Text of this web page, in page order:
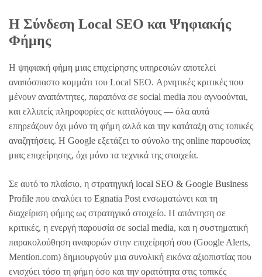
Η Σύνδεση Local SEO και Ψηφιακής
Φήμης
Η ψηφιακή φήμη μιας επιχείρησης υπηρεσιών αποτελεί
αναπόσπαστο κομμάτι του Local SEO. Αρνητικές κριτικές που
μένουν αναπάντητες, παραπόνα σε social media που αγνοούνται,
και ελλιπείς πληροφορίες σε καταλόγους — όλα αυτά
επηρεάζουν όχι μόνο τη φήμη αλλά και την κατάταξη στις τοπικές
αναζητήσεις. Η Google εξετάζει το σύνολο της online παρουσίας
μιας επιχείρησης, όχι μόνο τα τεχνικά της στοιχεία.
Σε αυτό το πλαίσιο, η στρατηγική local SEO & Google Business
Profile που αναλύει το Egnatia Post ενσωματώνει και τη
διαχείριση φήμης ως στρατηγικό στοιχείο. Η απάντηση σε
κριτικές, η ενεργή παρουσία σε social media, και η συστηματική
παρακολούθηση αναφορών στην επιχείρησή σου (Google Alerts,
Mention.com) δημιουργούν μια συνολική εικόνα αξιοπιστίας που
ενισχύει τόσο τη φήμη όσο και την ορατότητα στις τοπικές